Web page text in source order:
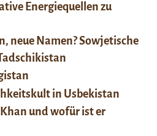
Energiequellen zu
neue Namen? Sowjetische
in Usbekistan
und wofür ist er